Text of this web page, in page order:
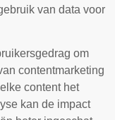
van data voor
om
contentmarketing
content het
kan de impact